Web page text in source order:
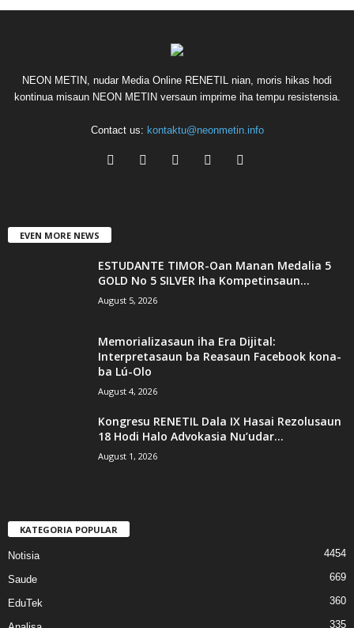
NEON METIN, nudar Media Online RENETIL nian, moris hikas hodi
kontinua misaun NEON METIN versaun imprime iha tempu resistensia.
Contact us: kontaktu@neonmetin.info
EVEN MORE NEWS
ESTUDANTE TIMOR-Oan Manan Medalia 5
GOLD No 5 SILVER Iha Kompetinsaun...
August 5, 2026
Memorializasaun iha Era Dijital:
Interpretasaun ba Reasaun Facebook kona-
ba Lú-Olo
August 4, 2026
Kongresu RENETIL Dala IX Hasai Rezolusaun
18 Hodi Halo Advokasia Nu’udar...
August 1, 2026
KATEGORIA POPULAR
Notisia 4454
Saude 669
EduTek 360
335